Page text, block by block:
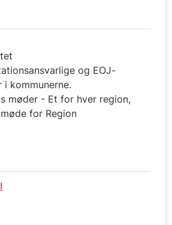
og EOJ-
kommunerne.
møder - Et for hver region,
for Region